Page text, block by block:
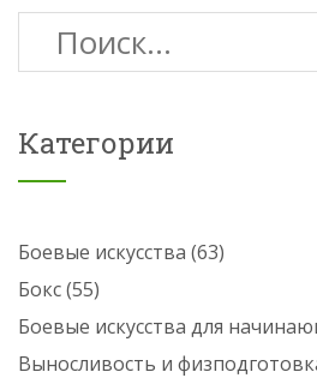
Категории
Боевые искусства (63)
Бокс(55)
Боевые искусства для
Выносливость и